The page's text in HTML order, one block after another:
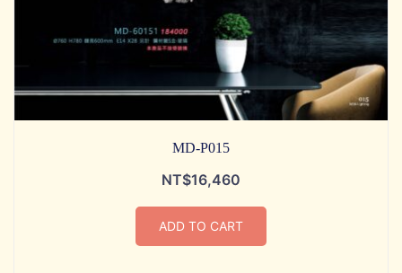
MD-P015
NT$16,460
ADD TO CART